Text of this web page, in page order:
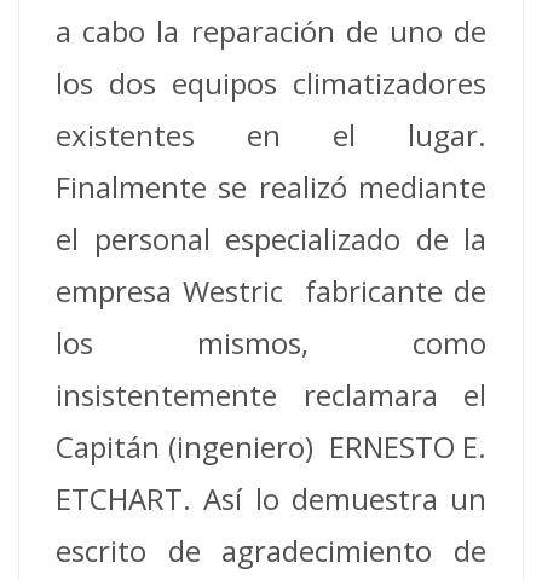
a cabo la reparación de uno de
los dos equipos climatizadores
existentes en el lugar.
Finalmente se realizó mediante
el personal especializado de la
empresa Westric fabricante de
los mismos, como
insistentemente reclamara el
Capitán (ingeniero) ERNESTO E.
ETCHART. Así lo demuestra un
escrito de agradecimiento de